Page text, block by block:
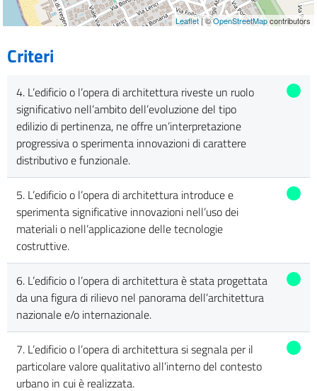
Leaflet| ©OpenStreetMapcontributors
Criteri
4. L’edificio o l’opera di architettura riveste un ruolo
significativo nell’ambito dell’evoluzione del tipo
edilizio di pertinenza, ne offre un’interpretazione
progressiva o sperimenta innovazioni di carattere
distributivo e funzionale.
5. L’edificio o l’opera di architettura introduce e
sperimenta significative innovazioni nell’uso dei
materiali o nell’applicazione delle tecnologie
costruttive.
6. L’edificio o l’opera di architettura è stata progettata
da una figura di rilievo nel panorama dell’architettura
nazionale e/o internazionale.
7. L’edificio o l’opera di architettura si segnala per il
particolare valore qualitativo all’interno del contesto
urbano in cui è realizzata.